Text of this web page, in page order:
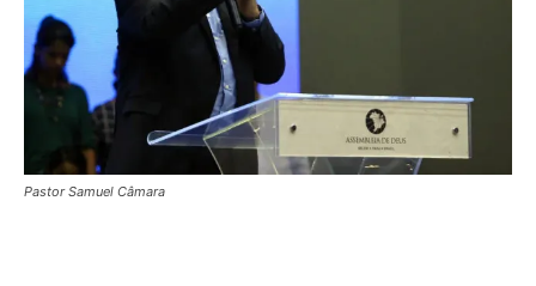
Pastor Samuel Câmara